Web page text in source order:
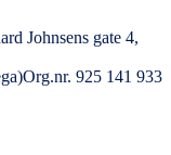
Johnsens gate 4,
Org.nr. 925 141 933